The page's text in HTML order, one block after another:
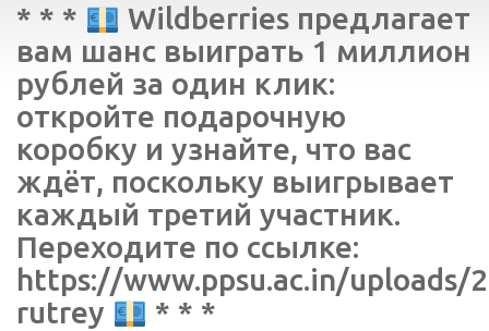
* * *
Wildberries предлагает
вам шанс выиграть 1 миллион
рублей за один клик:
откройте подарочную
коробку и узнайте, что вас
ждёт, поскольку выигрывает
каждый третий участник.
Переходите по ссылке:
https://www.ppsu.ac.in/uploads/
rutrey
* * *